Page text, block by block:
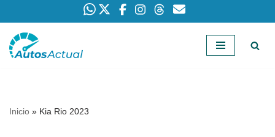
Saltar
Inicio » Kia Rio 2023